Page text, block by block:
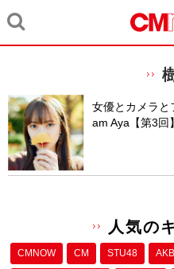
女優とカメラと
am Aya【第3回】
人気の
CMNOW CM STU48